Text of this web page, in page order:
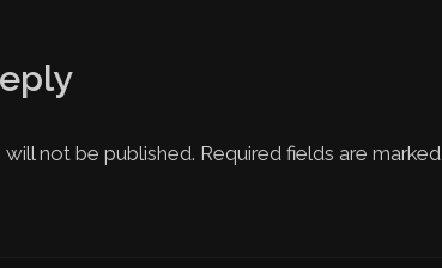
will not be published. Required fields are marked